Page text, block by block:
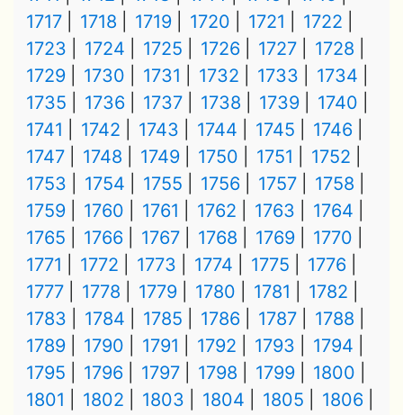
1717
1718 1719 1720 1721
1722
1723
1724 1725 1726 1727
1728
1729
1730 1731 1732 1733
1734
1735
1736 1737 1738 1739
1740
1741
1742 1743 1744 1745
1746
1747
1748 1749 1750 1751
1752
1753
1754 1755 1756 1757
1758
1759
1760 1761 1762 1763
1764
1765
1766 1767 1768 1769
1770
1771
1772 1773 1774 1775
1776
1777
1778 1779 1780 1781
1782
1783
1784 1785 1786 1787
1788
1789
1790 1791 1792 1793
1794
1795
1796 1797 1798 1799
1800
1801
1802 1803 1804 1805
1806